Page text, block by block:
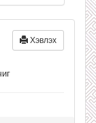
Хэвлэх